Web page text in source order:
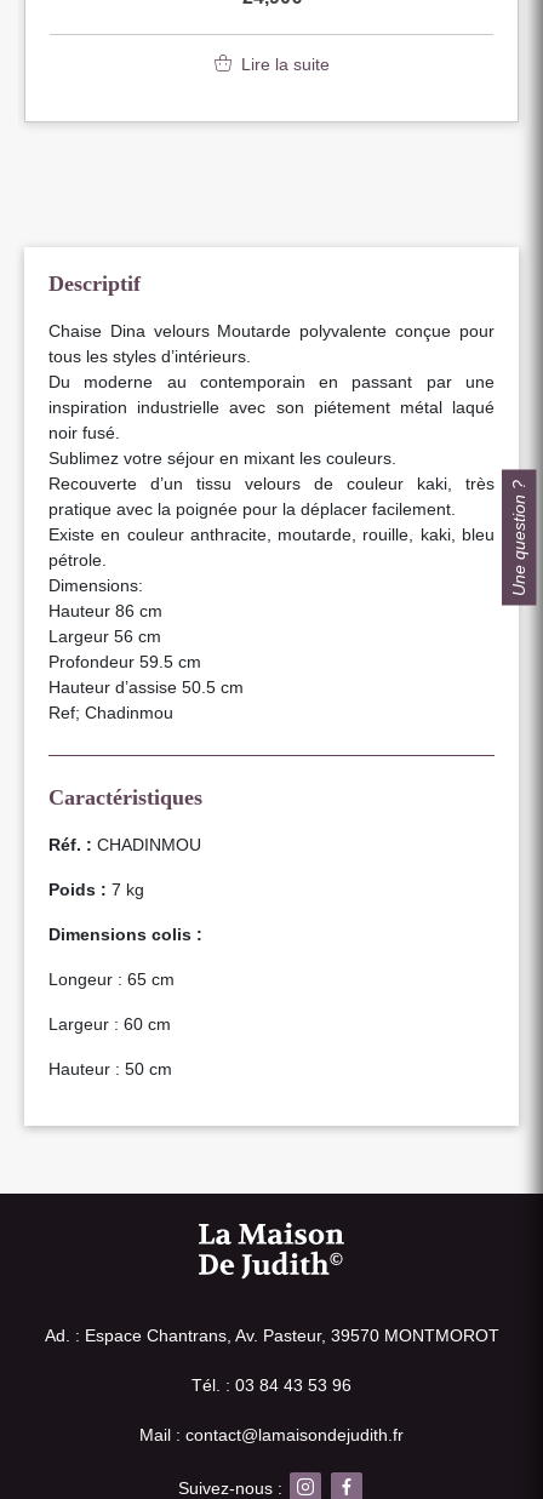
Lire la suite
Descriptif
Chaise Dina velours Moutarde polyvalente conçue pour
tous les styles d’intérieurs.
Du moderne au contemporain en passant par une
inspiration industrielle avec son piétement métal laqué
noir fusé.
Sublimez votre séjour en mixant les couleurs.
Recouverte d’un tissu velours de couleur kaki, très
pratique avec la poignée pour la déplacer facilement.
Existe en couleur anthracite, moutarde, rouille, kaki, bleu
pétrole.
Dimensions:
Hauteur 86 cm
Largeur 56 cm
Profondeur 59.5 cm
Hauteur d’assise 50.5 cm
Ref; Chadinmou
Caractéristiques
Réf. : CHADINMOU
Poids : 7 kg
Dimensions colis :
Longeur : 65 cm
Largeur : 60 cm
Hauteur : 50 cm
Ad. : Espace Chantrans, Av. Pasteur, 39570 MONTMOROT
Tél. : 03 84 43 53 96
Mail : contact@lamaisondejudith.fr
Suivez-nous :
Une question ?